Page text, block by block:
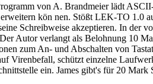
von A. Brandmeier lädt
kön nen. Stößt LEK-TO 1.0
Schreibweise akzeptieren. In der
Autor verlangt als Belohnung 10
zum An- und Abschalten von
Virenbefall, schützt einzelne
ein. James gibt's für 20 Mark